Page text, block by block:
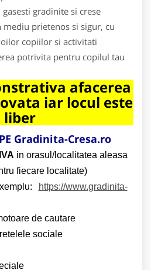
gradinite si crese
prietenos si sigur, cu
copiilor si activitati
potrivita pentru copilul tau
afacerea
iar locul este
liber
Gradinita-Cresa.ro
in orasul/localitatea aleasa
fiecare localitate)
https://www.gradinita-
de cautare
sociale